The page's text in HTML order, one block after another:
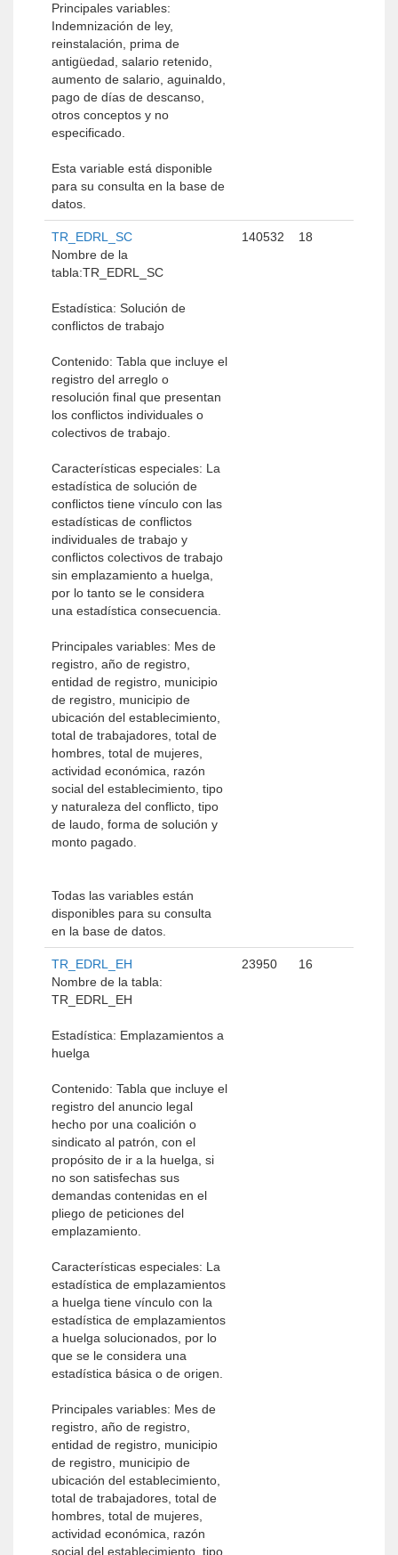
Principales variables:
Indemnización de ley,
reinstalación, prima de
antigüedad, salario retenido,
aumento de salario, aguinaldo,
pago de días de descanso,
otros conceptos y no
especificado.
Esta variable está disponible
para su consulta en la base de
datos.
TR_EDRL_SC
Nombre de la
tabla:TR_EDRL_SC
Estadística: Solución de
conflictos de trabajo
Contenido: Tabla que incluye el
registro del arreglo o
resolución final que presentan
los conflictos individuales o
colectivos de trabajo.
Características especiales: La
estadística de solución de
conflictos tiene vínculo con las
estadísticas de conflictos
individuales de trabajo y
conflictos colectivos de trabajo
sin emplazamiento a huelga,
por lo tanto se le considera
una estadística consecuencia.
Principales variables: Mes de
registro, año de registro,
entidad de registro, municipio
de registro, municipio de
ubicación del establecimiento,
total de trabajadores, total de
hombres, total de mujeres,
actividad económica, razón
social del establecimiento, tipo
y naturaleza del conflicto, tipo
de laudo, forma de solución y
monto pagado.
Todas las variables están
disponibles para su consulta
en la base de datos.
140532 18
TR_EDRL_EH
Nombre de la tabla:
TR_EDRL_EH
Estadística: Emplazamientos a
huelga
Contenido: Tabla que incluye el
registro del anuncio legal
hecho por una coalición o
sindicato al patrón, con el
propósito de ir a la huelga, si
no son satisfechas sus
demandas contenidas en el
pliego de peticiones del
emplazamiento.
Características especiales: La
estadística de emplazamientos
a huelga tiene vínculo con la
estadística de emplazamientos
a huelga solucionados, por lo
que se le considera una
estadística básica o de origen.
Principales variables: Mes de
registro, año de registro,
entidad de registro, municipio
de registro, municipio de
ubicación del establecimiento,
total de trabajadores, total de
hombres, total de mujeres,
actividad económica, razón
social del establecimiento, tipo
23950 16